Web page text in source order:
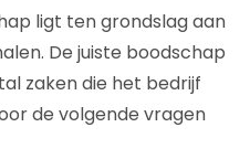
ligt ten grondslag aan
De juiste boodschap
zaken die het bedrijf
de volgende vragen